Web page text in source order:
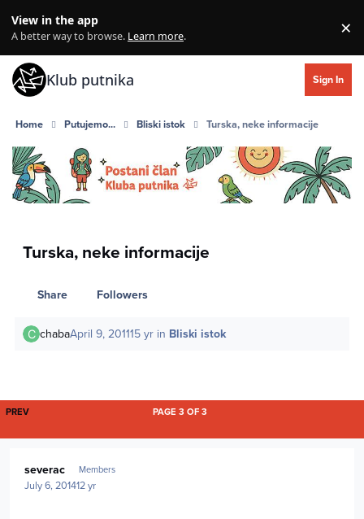
View in the app
A better way to browse. Learn more. ×
Klub putnika Sign In
Home Putujemo... Bliski istok Turska, neke informacije
Turska, neke informacije
Share Followers
chabaApril 9, 201115 yr in Bliski istok
FIRST PAGE
PREV PAGE 3 OF 3
severac Members
July 6, 201412 yr